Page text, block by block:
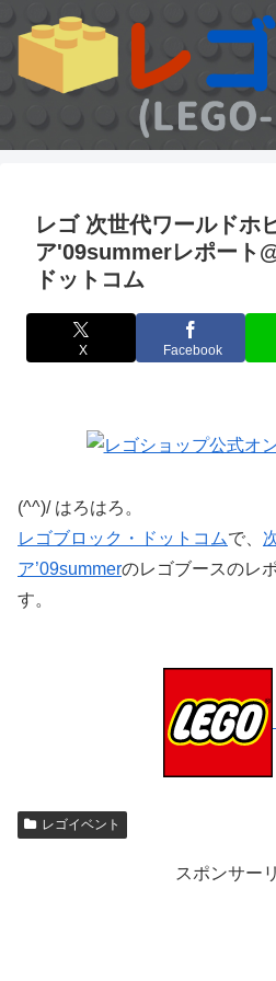
レゴ 次世代ワールドホ
ア'09summerレポート
ドットコム
X Facebook
(^^)/ はろはろ。
レゴブロック・ドットコムで、
ア’09summerのレゴブースのレ
す。
レゴイベント
スポンサー